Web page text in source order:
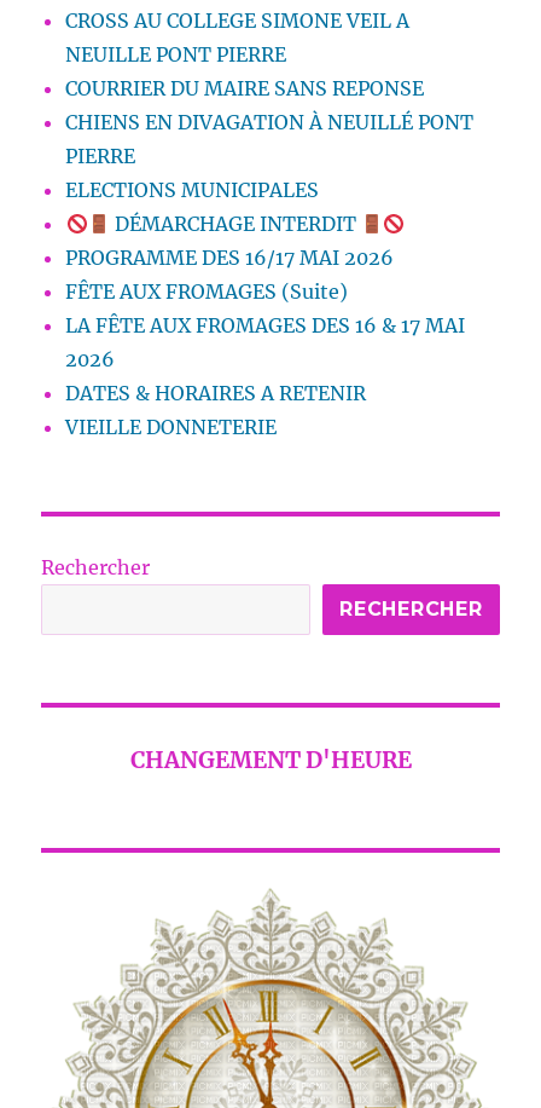
CROSS AU COLLEGE SIMONE VEIL A
NEUILLE PONT PIERRE
COURRIER DU MAIRE SANS REPONSE
CHIENS EN DIVAGATION À NEUILLÉ PONT
PIERRE
ELECTIONS MUNICIPALES
DÉMARCHAGE INTERDIT
PROGRAMME DES 16/17 MAI 2026
FÊTE AUX FROMAGES (Suite)
LA FÊTE AUX FROMAGES DES 16 & 17 MAI
2026
DATES & HORAIRES A RETENIR
VIEILLE DONNETERIE
Rechercher
RECHERCHER
CHANGEMENT D'HEURE